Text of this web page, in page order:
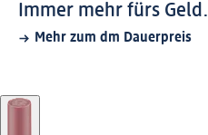
Immer mehr fürs Geld.
Mehr zum dm Dauerpreis